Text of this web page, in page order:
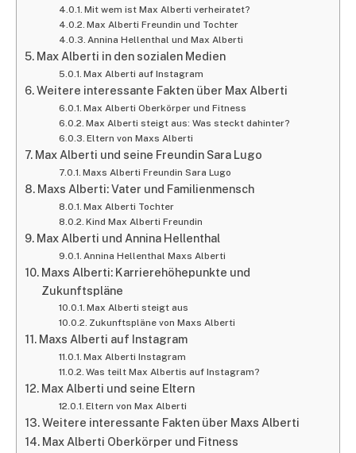
Mit wem ist Max Alberti verheiratet?
Max Alberti Freundin und Tochter
Annina Hellenthal und Max Alberti
Max Alberti in den sozialen Medien
Max Alberti auf Instagram
Weitere interessante Fakten über Max Alberti
Max Alberti Oberkörper und Fitness
Max Alberti steigt aus: Was steckt dahinter?
Eltern von Maxs Alberti
Max Alberti und seine Freundin Sara Lugo
Maxs Alberti Freundin Sara Lugo
Maxs Alberti: Vater und Familienmensch
Max Alberti Tochter
Kind Max Alberti Freundin
Max Alberti und Annina Hellenthal
Annina Hellenthal Maxs Alberti
Maxs Alberti: Karrierehöhepunkte und
Zukunftspläne
Max Alberti steigt aus
Zukunftspläne von Maxs Alberti
Maxs Alberti auf Instagram
Max Alberti Instagram
Was teilt Max Albertis auf Instagram?
Max Alberti und seine Eltern
Eltern von Max Alberti
Weitere interessante Fakten über Maxs Alberti
Max Alberti Oberkörper und Fitness